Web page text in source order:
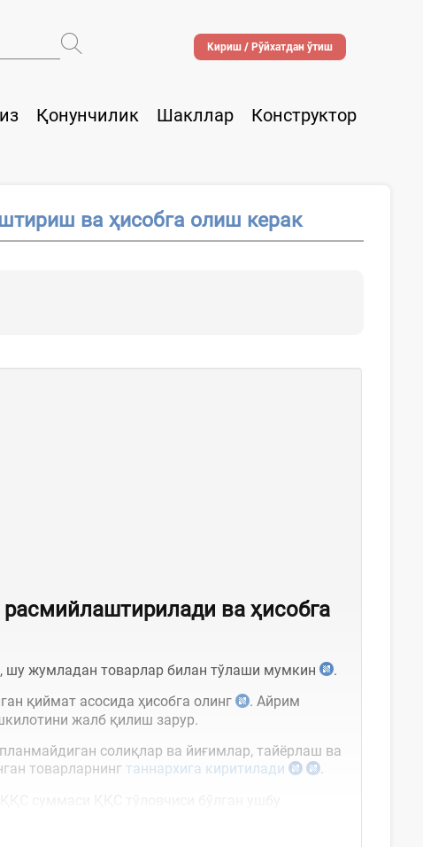
Кириш / Рўйхатдан ўтиш
Қонунчилик Шакллар
Конструктор
ва ҳисобга олиш керак
ва ҳисобга
шу жумладан товарлар билан тўлаши мумкин
.
қиймат асосида ҳисобга олинг
. Айрим
жалб қилиш зарур.
солиқлар ва йиғимлар, тайёрлаш ва
товарларнинг таннархига киритилади
.